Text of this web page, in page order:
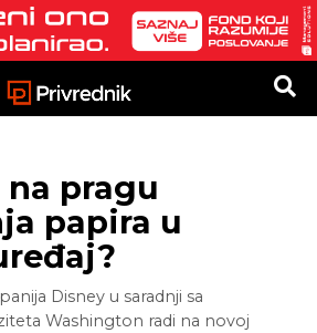
na pragu
papira u
Disney u saradnji sa
Washington radi na novoj